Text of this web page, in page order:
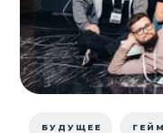
БУДУЩЕЕ